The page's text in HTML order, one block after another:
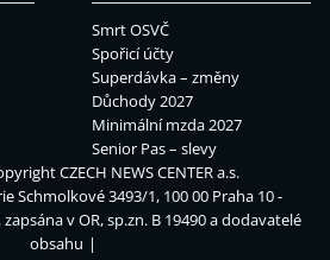
Smrt OSVČ
Spořicí účty
Superdávka – změny
Důchody 2027
Minimální mzda 2027
Senior Pas – slevy
CZECH NEWS CENTER a.s.
Schmolkové 3493/1, 100 00 Praha 10 -
v OR, sp.zn. B 19490 a dodavatelé
obsahu